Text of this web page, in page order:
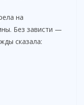
на
Без зависти —
сказала: